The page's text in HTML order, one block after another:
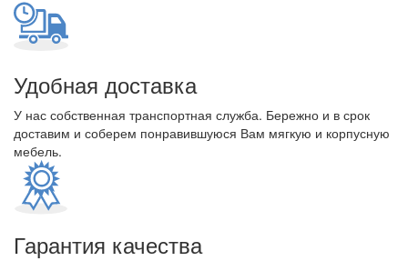
Удобная доставка
У нас собственная транспортная служба. Бережно и в срок
доставим и соберем понравившуюся Вам мягкую и корпусную
мебель.
Гарантия качества